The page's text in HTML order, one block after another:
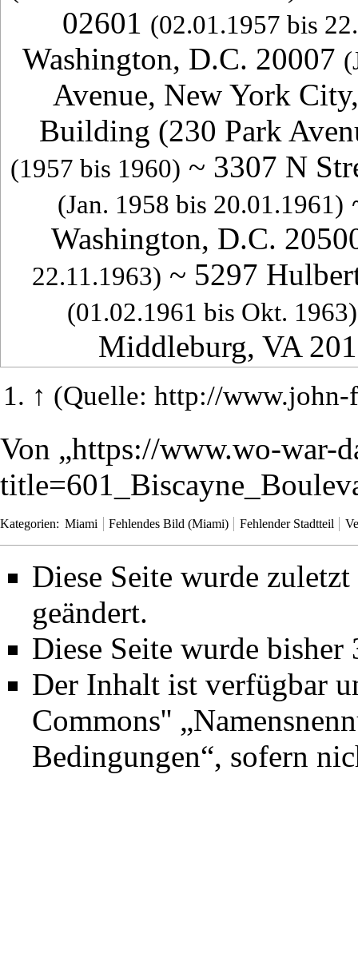
02601 (02.01.1957 bis
Washington, D.C. 20007
Avenue, New York
Building (230 Park
(1957 bis 1960) ~ 3307 N
(Jan. 1958 bis 20.01.1961)
Washington, D.C.
22.11.1963) ~ 5297
(01.02.1961 bis Okt. 1963)
Middleburg, VA
↑ (Quelle: http://www.john-
Von „https://www.wo-war-
Kategorien: Miami Fehlendes Bild (Miami) Fehlender Stadtteil
Diese Seite wurde
geändert.
Diese Seite wurde
Der Inhalt ist verfügbar
Commons''
Bedingungen“, sofern